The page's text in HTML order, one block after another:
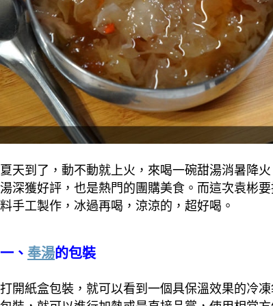
夏天到了，動不動就上火，來喝一碗甜湯消暑降火
湯深獲好評，也是熱門的團購美食。而這次袁彬
料手工製作，冰過再喝，涼涼的，超好喝。
一、 奉湯的包裝
打開紙盒包裝，就可以看到一個具保溫效果的冷